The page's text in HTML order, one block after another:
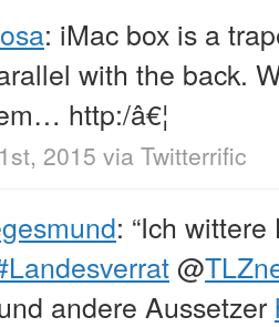
: iMac box is a
with the back.
http:/â€¦
2015 via Twitterrific
: “Ich wittere
@
andere Aussetzer